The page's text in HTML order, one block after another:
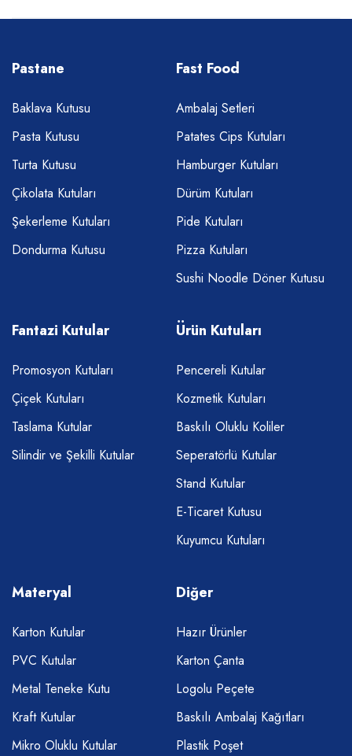
Pastane
Baklava Kutusu
Pasta Kutusu
Turta Kutusu
Çikolata Kutuları
Şekerleme Kutuları
Dondurma Kutusu
Fast Food
Ambalaj Setleri
Patates Cips Kutuları
Hamburger Kutuları
Dürüm Kutuları
Pide Kutuları
Pizza Kutuları
Sushi Noodle Döner Kutusu
Fantazi Kutular
Promosyon Kutuları
Çiçek Kutuları
Taslama Kutular
Silindir ve Şekilli Kutular
Ürün Kutuları
Pencereli Kutular
Kozmetik Kutuları
Baskılı Oluklu Koliler
Seperatörlü Kutular
Stand Kutular
E-Ticaret Kutusu
Kuyumcu Kutuları
Materyal
Karton Kutular
PVC Kutular
Metal Teneke Kutu
Kraft Kutular
Mikro Oluklu Kutular
Diğer
Hazır Ürünler
Karton Çanta
Logolu Peçete
Baskılı Ambalaj Kağıtları
Plastik Poşet